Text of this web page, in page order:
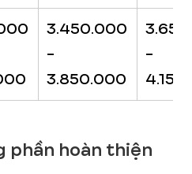
3.450.000
-
3.850.000
-
phần hoàn thiện